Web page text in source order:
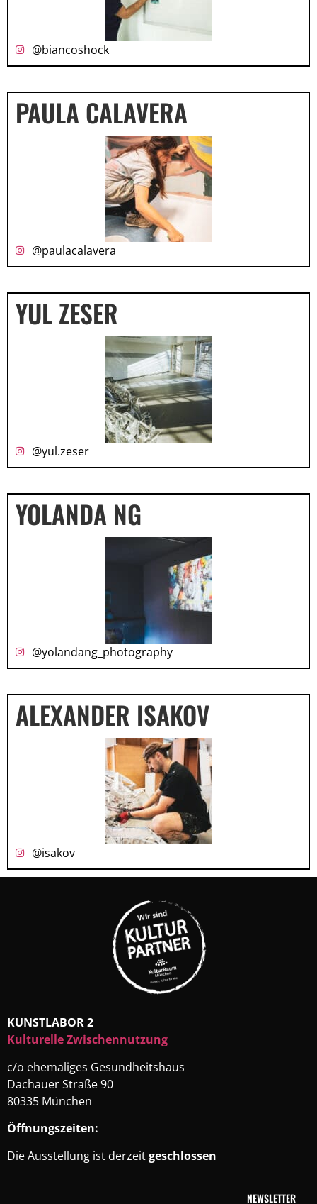
@biancoshock
PAULA CALAVERA
@paulacalavera
YUL ZESER
@yul.zeser
YOLANDA NG
@yolandang_photography
ALEXANDER ISAKOV
@isakov_______
KUNSTLABOR 2
Kulturelle Zwischennutzung
c/o ehemaliges Gesundheitshaus
Dachauer Straße 90
80335 München
Öffnungszeiten:
Die Ausstellung ist derzeitgeschlossen
NEWSLETTER